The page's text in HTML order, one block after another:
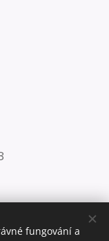
fungování a